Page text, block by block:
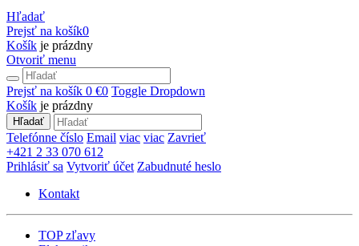
Hľadať
Prejsť na košík0
Košík je prázdny
Otvoriť menu
Prejsť na košík 0 €0 Toggle Dropdown
Košík je prázdny
Hľadať
Telefónne číslo Email viac viac Zavrieť
+421 2 33 070 612
Prihlásiť sa Vytvoriť účet Zabudnuté heslo
Kontakt
TOP zľavy